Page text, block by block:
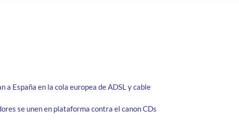
España en la cola europea de ADSL y cable
se unen en plataforma contra el canon CDs